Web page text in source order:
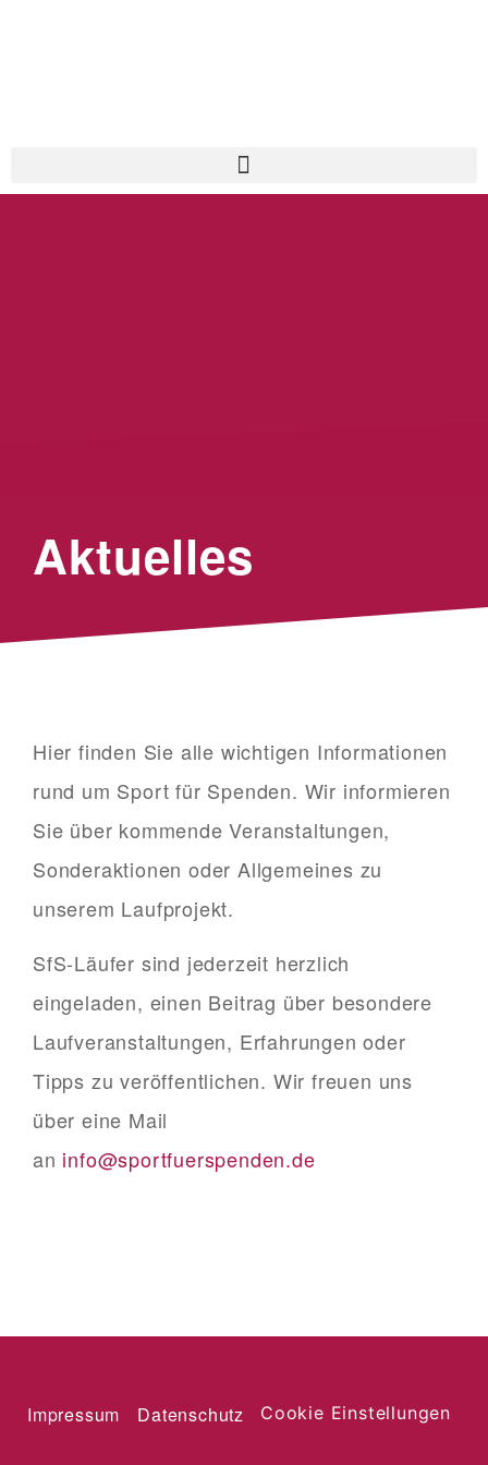
Aktuelles
Hier finden Sie alle wichtigen Informationen
rund um Sport für Spenden. Wir informieren
Sie über kommende Veranstaltungen,
Sonderaktionen oder Allgemeines zu
unserem Laufprojekt.
SfS-Läufer sind jederzeit herzlich
eingeladen, einen Beitrag über besondere
Laufveranstaltungen, Erfahrungen oder
Tipps zu veröffentlichen. Wir freuen uns
über eine Mail
an info@sportfuerspenden.de
Impressum Datenschutz Cookie Einstellungen